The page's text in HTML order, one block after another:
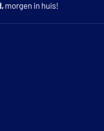
morgen in huis!